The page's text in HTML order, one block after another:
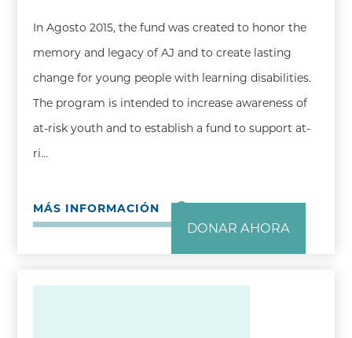
In Agosto 2015, the fund was created to honor the
memory and legacy of AJ and to create lasting
change for young people with learning disabilities.
The program is intended to increase awareness of
at-risk youth and to establish a fund to support at-
ri…
MÁS INFORMACIÓN
DONAR AHORA